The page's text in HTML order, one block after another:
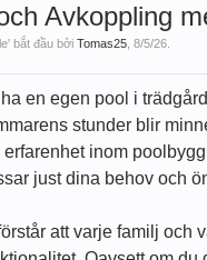
Avkoppling
' bắt đầu bởi Tomas25 8/5/26
en egen pool i
stunder blir
erfarenhet inom
just dina behov och
att varje familj och